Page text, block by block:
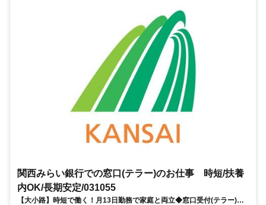
関西みらい銀行での窓口(テラー)のお仕事 時短/扶養
内OK/長期安定/031055
【大小路】時短で働く！月13日勤務で家庭と両立◆窓口受付(テラー)の